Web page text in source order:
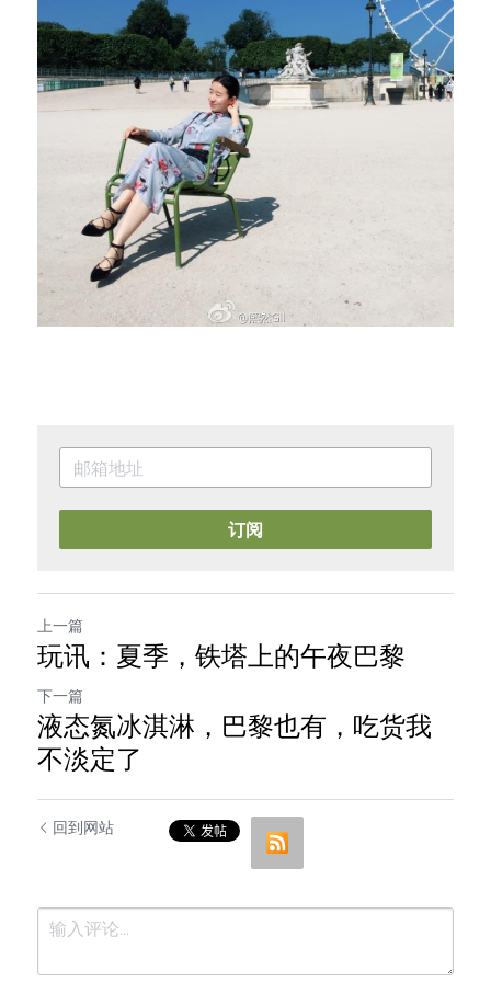
订阅
上一篇
玩讯：夏季，铁塔上的午夜巴黎
下一篇
液态氮冰淇淋，巴黎也有，吃货我
不淡定了
回到网站